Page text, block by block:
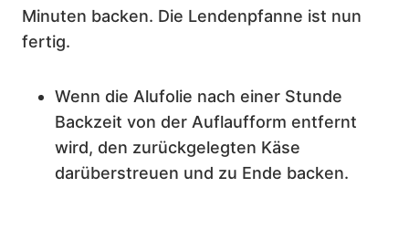
Minuten backen. Die Lendenpfanne ist nun
fertig.
Wenn die Alufolie nach einer Stunde
Backzeit von der Auflaufform entfernt
wird, den zurückgelegten Käse
darüberstreuen und zu Ende backen.